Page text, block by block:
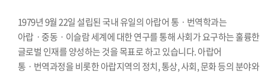
1979년 9월 22일 설립된 국내 유일의 아랍어 통ㆍ번역학과는
아랍ㆍ중동ㆍ이슬람 세계에 대한 연구를 통해 사회가 요구하는 훌륭한
글로벌 인재를 양성하는 것을 목표로 하고 있습니다. 아랍어
통ㆍ번역과정을 비롯한 아랍지역의 정치, 통상, 사회, 문화 등의 분야와